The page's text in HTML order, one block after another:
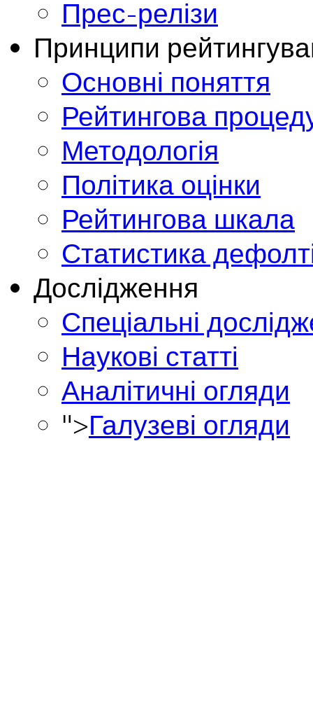
Прес-релізи
Принципи
Основні поняття
Рейтингова
Методологія
Політика оцінки
Рейтингова шкала
Статистика
Дослідження
Спеціальні
Наукові статті
Аналітичні огляди
">Галузеві огляди